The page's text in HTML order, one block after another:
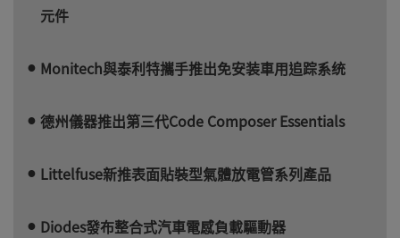
元件
Monitech與泰利特攜手推出免安装車用追踪系统
德州儀器推出第三代Code Composer Essentials
Littelfuse新推表面貼裝型氣體放電管系列產品
Diodes發布整合式汽車電感負載驅動器